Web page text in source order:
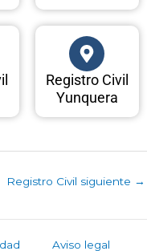
Registro Civil
Yunquera
Registro Civil siguiente →
Aviso legal